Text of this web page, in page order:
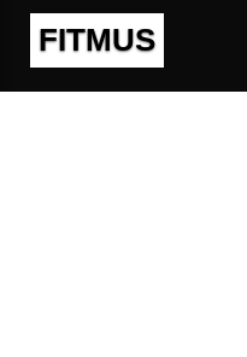
FITMUS